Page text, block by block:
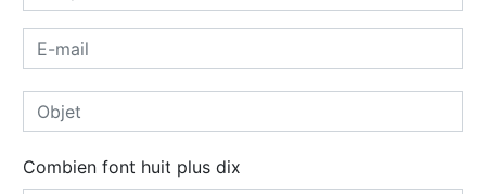
Combien font huit plus dix